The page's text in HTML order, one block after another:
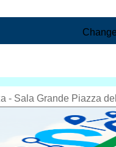
- Sala Grande Piazza